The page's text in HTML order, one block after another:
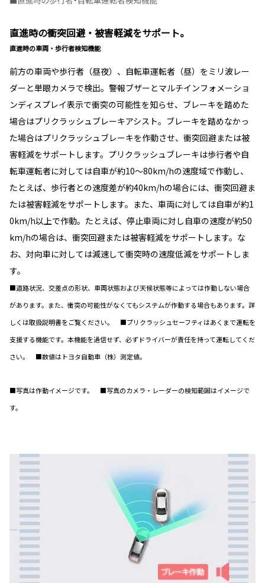
直進時の衝突回避・被害軽減をサポート。
直進時の車両・歩行者検知機能
前方の車両や歩行者（昼夜）、自転車運転者（昼）をミリ波レー
ダーと単眼カメラで検出。警報ブザーとマルチインフォメーショ
ンディスプレイ表示で衝突の可能性を知らせ、ブレーキを踏めた
場合はプリクラッシュブレーキアシスト。ブレーキを踏めなかっ
た場合はプリクラッシュブレーキを作動させ、衝突回避または被
害軽減をサポートします。プリクラッシュブレーキは歩行者や自
転車運転者に対しては自車が約10〜80km/hの速度域で作動し、
たとえば、歩行者との速度差が約40km/hの場合には、衝突回避ま
たは被害軽減をサポートします。また、車両に対しては自車が約1
0km/h以上で作動。たとえば、停止車両に対し自車の速度が約50
km/hの場合は、衝突回避または被害軽減をサポートします。な
お、対向車に対しては減速して衝突時の速度低減をサポートしま
す。
■道路状況、交差点の形状、車両状態および天候状態等によっては作動しない場合
があります。また、衝突の可能性がなくてもシステムが作動する場合もあります。詳
しくは取扱説明書をご覧ください。 ■プリクラッシュセーフティはあくまで運転を
支援する機能です。本機能を過信せず、必ずドライバーが責任を持って運転してくだ
さい。 ■数値はトヨタ自動車（株）測定値。
■写真は作動イメージです。 ■写真のカメラ・レーダーの検知範囲はイメージで
す。